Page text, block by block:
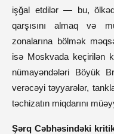
işğal etdilər — bu,
qarşısını almaq və
zonalarına bölmək
isə Moskvada keçirilən
nümayəndələri Böyük
verəcəyi təyyarələr,
təchizatın miqdarını
Şərq Cəbhəsindəki